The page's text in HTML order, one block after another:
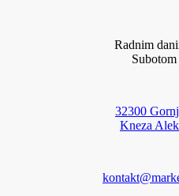
Radnim
Subotom
32300
Kneza